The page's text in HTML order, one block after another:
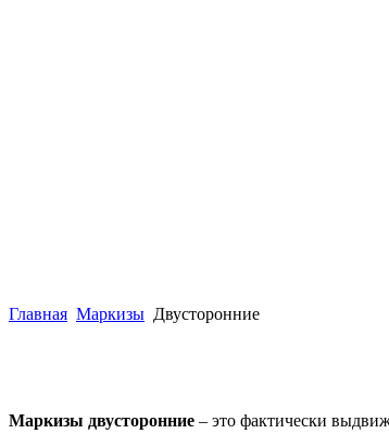
Главная Маркизы Двусторонние
Маркизы двусторонние – это фактически